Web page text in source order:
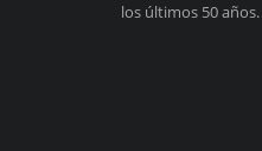
los últimos 50 años.